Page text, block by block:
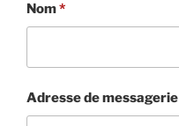
Nom*
Adresse de messagerie